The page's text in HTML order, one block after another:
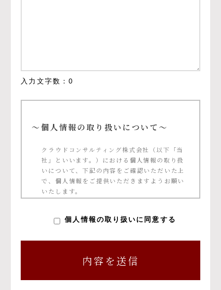
入力文字数： 0
～個人情報の取り扱いについて～
クラウドコンサルティング株式会社（以下「当
社」といいます。）における個人情報の取り扱
いについて、下記の内容をご確認いただいた上
で、個人情報をご提供いただきますようお願い
いたします。
以下のとおりです。
個人情報の取り扱いに同意する